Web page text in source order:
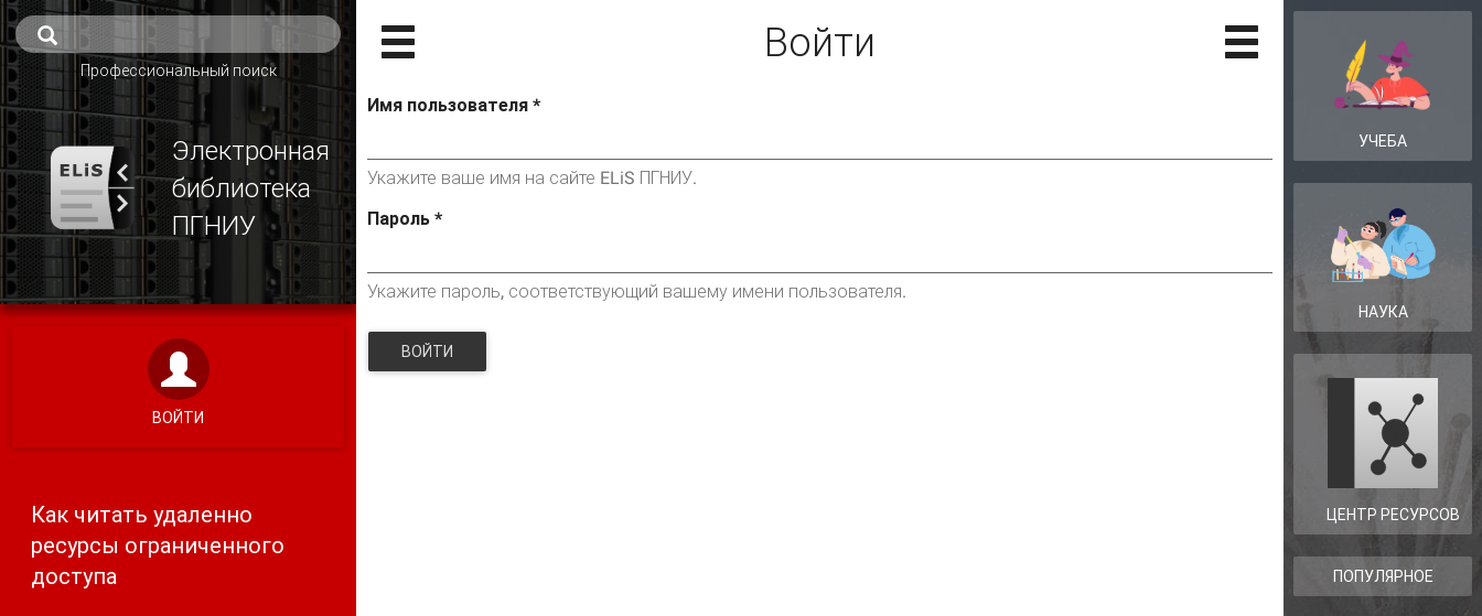
Профессиональный поиск
Электронная
библиотека
ПГНИУ
ВОЙТИ
Как читать удаленно
ресурсы ограниченного
доступа
Войти
Имя пользователя *
Укажите ваше имя на сайте ELiS ПГНИУ.
Пароль *
Укажите пароль, соответствующий вашему имени пользователя.
ВОЙТИ
УЧЕБА
НАУКА
ЦЕНТР РЕСУРСОВ
ПОПУЛЯРНОЕ